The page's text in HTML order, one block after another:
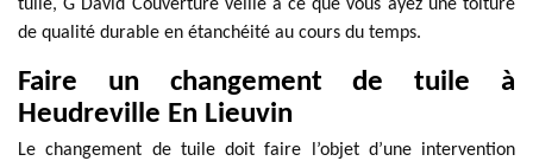
tuile, G David Couverture veille à ce que vous ayez une toiture
de qualité durable en étanchéité au cours du temps.
Faire un changement de tuile à
Heudreville En Lieuvin
Le changement de tuile doit faire l’objet d’une intervention